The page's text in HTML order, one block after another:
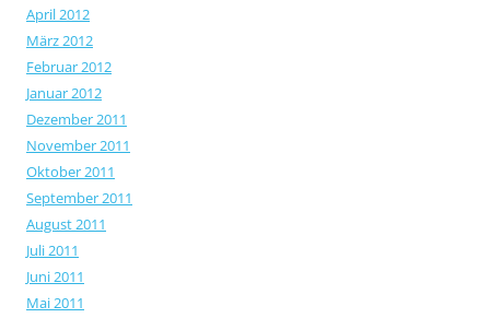
April 2012
März 2012
Februar 2012
Januar 2012
Dezember 2011
November 2011
Oktober 2011
September 2011
August 2011
Juli 2011
Juni 2011
Mai 2011